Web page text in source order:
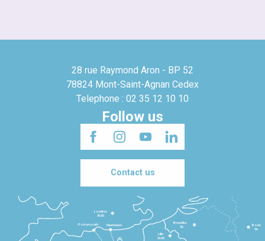
28 rue Raymond Aron - BP 52
78824 Mont-Saint-Agnan Cedex
Telephone : 02 35 12 10 10
Follow us
Contact us
Lille
2h30
Bruxelles
3h
Londres
3h30
Newhaven
Portsmouth
Bonn
5h